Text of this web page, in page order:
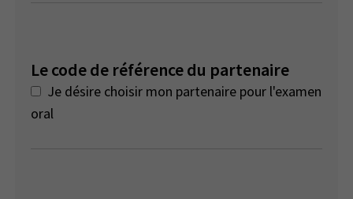
Le code de référence du partenaire
Je désire choisir mon partenaire pour l'examen
oral